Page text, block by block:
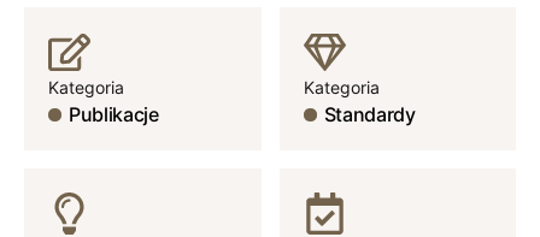
Kategoria
Publikacje
Kategoria
Standardy